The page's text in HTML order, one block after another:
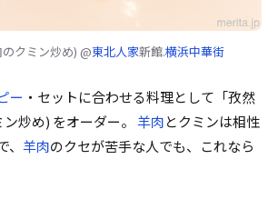
クミン炒め) @東北人家新館.横浜中華街
ー ・セットに合わせる料理として 「孜然
炒め) をオーダー。 羊肉とクミンは相性
羊肉のクセが苦手な人でも、これなら